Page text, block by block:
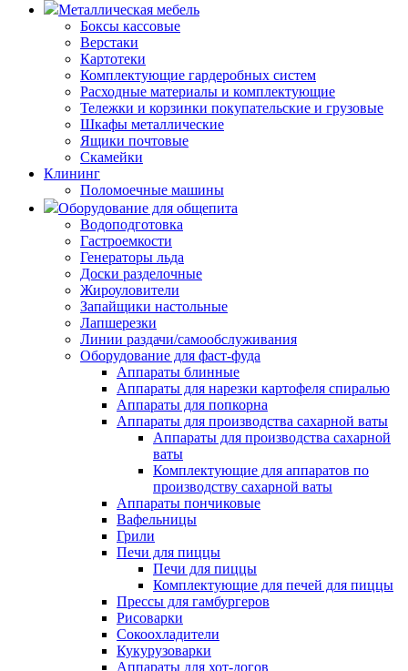
Металлическая мебель
Боксы кассовые
Верстаки
Картотеки
Комплектующие гардеробных систем
Расходные материалы и комплектующие
Тележки и корзинки покупательские и грузовые
Шкафы металлические
Ящики почтовые
Скамейки
Клининг
Поломоечные машины
Оборудование для общепита
Водоподготовка
Гастроемкости
Генераторы льда
Доски разделочные
Жироуловители
Запайщики настольные
Лапшерезки
Линии раздачи/самообслуживания
Оборудование для фаст-фуда
Аппараты блинные
Аппараты для нарезки картофеля спиралью
Аппараты для попкорна
Аппараты для производства сахарной ваты
Аппараты для производства сахарной
ваты
Комплектующие для аппаратов по
производству сахарной ваты
Аппараты пончиковые
Вафельницы
Грили
Печи для пиццы
Печи для пиццы
Комплектующие для печей для пиццы
Прессы для гамбургеров
Рисоварки
Сокоохладители
Кукурузоварки
Аппараты для хот-догов